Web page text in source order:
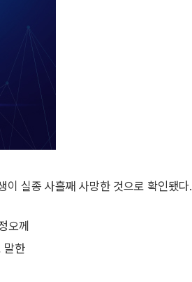
이 실종 사흘째 사망한 것으로 확인됐다.
오께
말한